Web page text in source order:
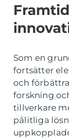
Som en
fortsätter
och
forskning
tillverkare
pålitliga